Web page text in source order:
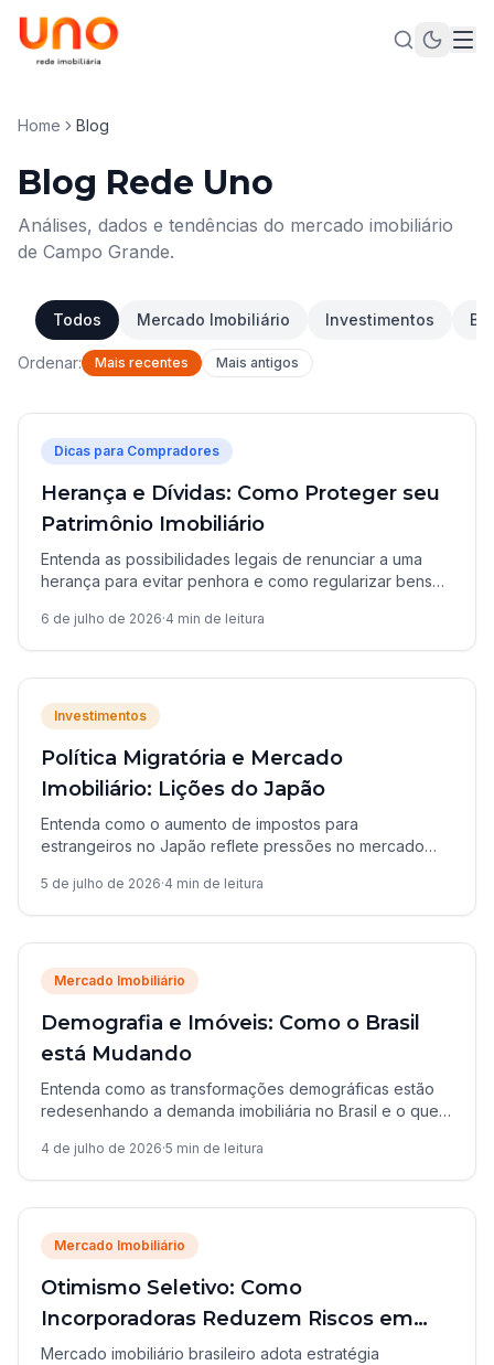
Home Blog
Blog Rede Uno
Análises, dados e tendências do mercado imobiliário
de Campo Grande.
Todos Mercado Imobiliário Investimentos
Ordenar: Mais recentes Mais antigos
Dicas para Compradores
Herança e Dívidas: Como Proteger seu
Patrimônio Imobiliário
Entenda as possibilidades legais de renunciar a uma
herança para evitar penhora e como regularizar bens
6 de julho de 2026·4 min de leitura
Investimentos
Política Migratória e Mercado
Imobiliário: Lições do Japão
Entenda como o aumento de impostos para
estrangeiros no Japão reflete pressões no mercado
brasileiros.
5 de julho de 2026·4 min de leitura
Mercado Imobiliário
Demografia e Imóveis: Como o Brasil
está Mudando
Entenda como as transformações demográficas estão
redesenhando a demanda imobiliária no Brasil e o que
4 de julho de 2026·5 min de leitura
Mercado Imobiliário
Otimismo Seletivo: Como
Incorporadoras Reduzem Riscos em
2026
Mercado imobiliário brasileiro adota estratégia